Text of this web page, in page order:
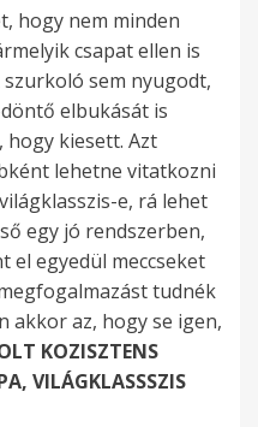
hogy nem minden
csapat ellen is
sem nyugodt,
elbukását is
kiesett. Azt
lehetne vitatkozni
e, rá lehet
egy jó rendszerben,
el egyedül meccseket
tudnék
akkor az, hogy se igen,
KOZISZTENS
VILÁGKLASSSZIS